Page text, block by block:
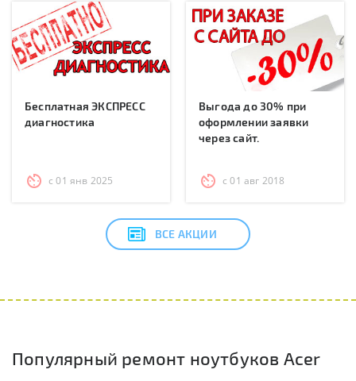
Бесплатная ЭКСПРЕСС
диагностика
с 01 янв 2025
Выгода до 30% при
оформлении заявки
через сайт.
с 01 авг 2018
ВСЕ АКЦИИ
Популярный ремонт ноутбуков Acer